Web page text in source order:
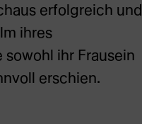
erfolgreich und
ihres
ihr Frausein
erschien.